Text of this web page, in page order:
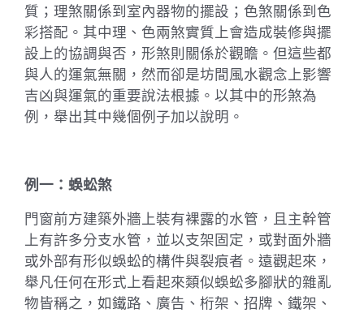
質；理煞關係到室內器物的擺設；色煞關係到色
彩搭配。其中理、色兩煞實質上會造成裝修與擺
設上的協調與否，形煞則關係於觀瞻。但這些都
與人的運氣無關，然而卻是坊間風水觀念上影響
吉凶與運氣的重要說法根據。以其中的形煞為
例，舉出其中幾個例子加以說明。
例一：蜈蚣煞
門窗前方建築外牆上裝有裸露的水管，且主幹管
上有許多分支水管，並以支架固定，或對面外牆
或外部有形似蜈蚣的構件與裂痕者。遠觀起來，
舉凡任何在形式上看起來類似蜈蚣多腳狀的雜亂
物皆稱之，如鐵路、廣告、桁架、招牌、鐵架、